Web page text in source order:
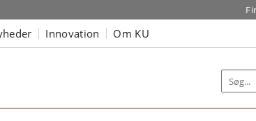
Innovation Om KU